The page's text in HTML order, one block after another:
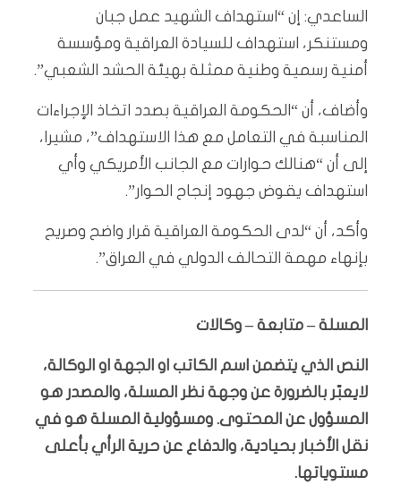
الساعدي: إن “استهداف الشهيد عمل جبان
ومستنكر، استهداف للسيادة العراقية ومؤسسة
أمنية رسمية وطنية ممثلة بهيئة الحشد الشعبي”.
وأضاف، أن “الحكومة العراقية بصدد اتخاذ الإجراءات
المناسبة في التعامل مع هذا الاستهداف”، مشيرا،
إلى أن “هنالك حوارات مع الجانب الأمريكي وأي
استهداف يقوض جهود إنجاح الحوار”.
وأكد، أن “لدى الحكومة العراقية قرار واضح وصريح
بإنهاء مهمة التحالف الدولي في العراق”.
المسلة – متابعة – وكالات
النص الذي يتضمن اسم الكاتب او الجهة او الوكالة،
لايعبّر بالضرورة عن وجهة نظر المسلة، والمصدر هو
المسؤول عن المحتوى. ومسؤولية المسلة هو في
نقل الأخبار بحيادية، والدفاع عن حرية الرأي بأعلى
مستوياتها.